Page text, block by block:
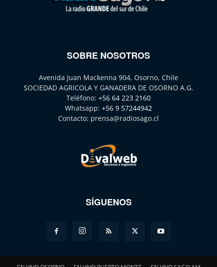
SOBRE NOSOTROS
Avenida Juan Mackenna 904, Osorno, Chile
SOCIEDAD AGRICOLA Y GANADERA DE OSORNO A.G.
Teléfono: +56 64 223 2160
Whatsapp: +56 9 57244942
Contacto: prensa@radiosago.cl
SÍGUENOS